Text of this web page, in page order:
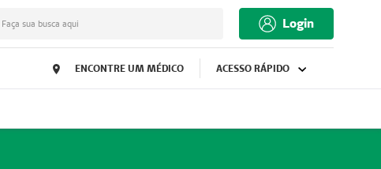
Faça sua busca aqui Login
ENCONTRE UM MÉDICO ACESSO RÁPIDO